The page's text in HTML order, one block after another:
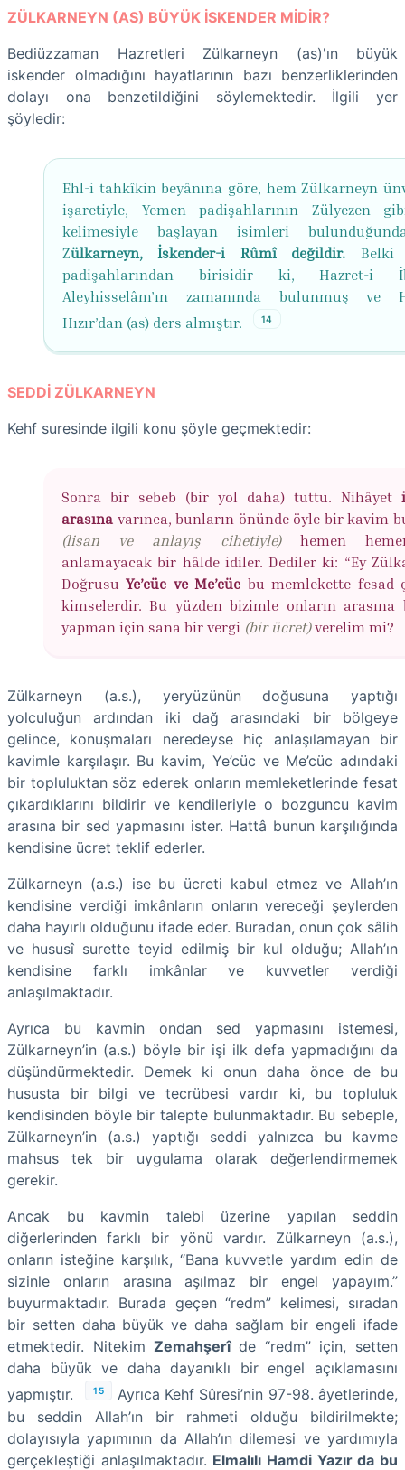
ZÜLKARNEYN (AS) BÜYÜK İSKENDER MİDİR?
Bediüzzaman Hazretleri Zülkarneyn (as)'ın büyük
iskender olmadığını hayatlarının bazı benzerliklerinden
dolayı ona benzetildiğini söylemektedir. İlgili yer
şöyledir:
Ehl-i tahkîkin beyânına göre, hem Zülkarneyn
işaretiyle, Yemen padişahlarının Zülyezen
kelimesiyle başlayan isimleri
Zülkarneyn, İskender-i Rûmî değildir. Belki
padişahlarından birisidir ki, Hazret-i
Aleyhisselâm’ın zamanında bulunmuş ve
Hızır’dan (as) ders almıştır.
14
SEDDİ ZÜLKARNEYN
Kehf suresinde ilgili konu şöyle geçmektedir:
Sonra bir sebeb (bir yol daha) tuttu. Nihâyet
arasına varınca, bunların önünde öyle bir kavim
(lisan ve anlayış cihetiyle)hemen
anlamayacak bir hâlde idiler. Dediler ki: “Ey
DoğrusuYe’cüc ve Me’cüc bu memlekette fesad
kimselerdir. Bu yüzden bizimle onların arasına
yapman için sana bir vergi (bir ücret)verelim mi?
Zülkarneyn (a.s.), yeryüzünün doğusuna yaptığı
yolculuğun ardından iki dağ arasındaki bir bölgeye
gelince, konuşmaları neredeyse hiç anlaşılamayan bir
kavimle karşılaşır. Bu kavim, Ye’cüc ve Me’cüc adındaki
bir topluluktan söz ederek onların memleketlerinde fesat
çıkardıklarını bildirir ve kendileriyle o bozguncu kavim
arasına bir sed yapmasını ister. Hattâ bunun karşılığında
kendisine ücret teklif ederler.
Zülkarneyn (a.s.) ise bu ücreti kabul etmez ve Allah’ın
kendisine verdiği imkânların onların vereceği şeylerden
daha hayırlı olduğunu ifade eder. Buradan, onun çok sâlih
ve hususî surette teyid edilmiş bir kul olduğu; Allah’ın
kendisine farklı imkânlar ve kuvvetler verdiği
anlaşılmaktadır.
Ayrıca bu kavmin ondan sed yapmasını istemesi,
Zülkarneyn’in (a.s.) böyle bir işi ilk defa yapmadığını da
düşündürmektedir. Demek ki onun daha önce de bu
hususta bir bilgi ve tecrübesi vardır ki, bu topluluk
kendisinden böyle bir talepte bulunmaktadır. Bu sebeple,
Zülkarneyn’in (a.s.) yaptığı seddi yalnızca bu kavme
mahsus tek bir uygulama olarak değerlendirmemek
gerekir.
Ancak bu kavmin talebi üzerine yapılan seddin
diğerlerinden farklı bir yönü vardır. Zülkarneyn (a.s.),
onların isteğine karşılık, “Bana kuvvetle yardım edin de
sizinle onların arasına aşılmaz bir engel yapayım.”
buyurmaktadır. Burada geçen “redm” kelimesi, sıradan
bir setten daha büyük ve daha sağlam bir engeli ifade
etmektedir. NitekimZemahşerîde “redm” için, setten
daha büyük ve daha dayanıklı bir engel açıklamasını
yapmıştır.
15
Ayrıca Kehf Sûresi’nin 97-98. âyetlerinde,
bu seddin Allah’ın bir rahmeti olduğu bildirilmekte;
dolayısıyla yapımının da Allah’ın dilemesi ve yardımıyla
gerçekleştiği anlaşılmaktadır. Elmalılı Hamdi Yazır da bu